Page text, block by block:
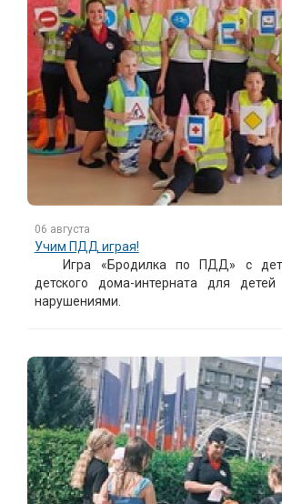
06 августа
Учим ПДД играя!
Игра «Бродилка по ПДД» с
детского дома-интерната для
нарушениями.